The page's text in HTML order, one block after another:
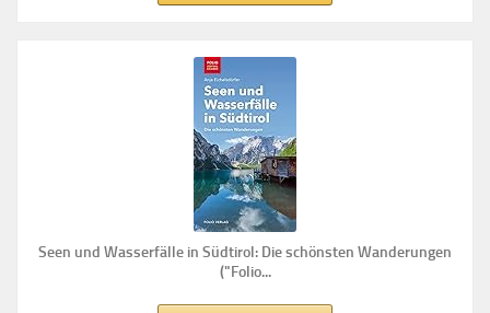
Seen und Wasserfälle in Südtirol: Die schönsten Wanderungen
("Folio...